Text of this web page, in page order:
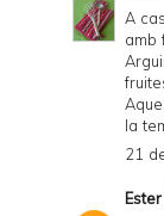
A
amb
la
21
Ester